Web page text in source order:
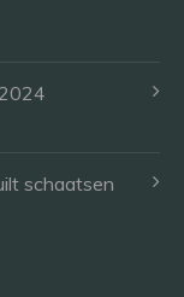
schaatsen